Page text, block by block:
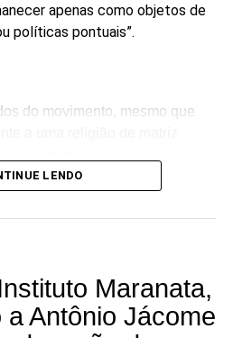
apenas como objetos de
políticas pontuais”.
do movimento, mesmo que
a agenda da articulação.
por nós do que nós mesmos.
continuaremos sendo
pontuais”, dizem os
LENDO
Maranata,
Antônio Jácome